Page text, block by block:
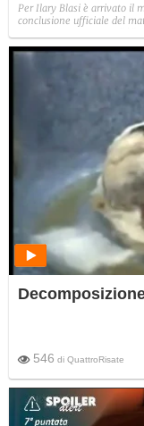
Per Ilary Blasi è arrivato il
conclusione ufficiale del
un fine settimana,
Secondo quanto apprende
Müller si celebrerà infatti
tempo nel cuore della coppia.
546 di QuattroRisate